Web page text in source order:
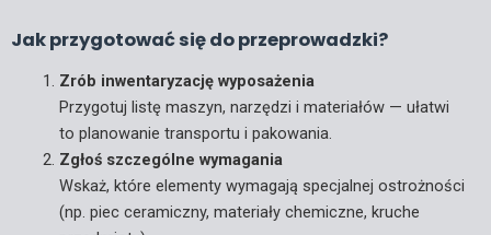
Jak przygotować się do przeprowadzki?
Zrób inwentaryzację wyposażenia
Przygotuj listę maszyn, narzędzi i materiałów — ułatwi
to planowanie transportu i pakowania.
Zgłoś szczególne wymagania
Wskaż, które elementy wymagają specjalnej ostrożności
(np. piec ceramiczny, materiały chemiczne, kruche